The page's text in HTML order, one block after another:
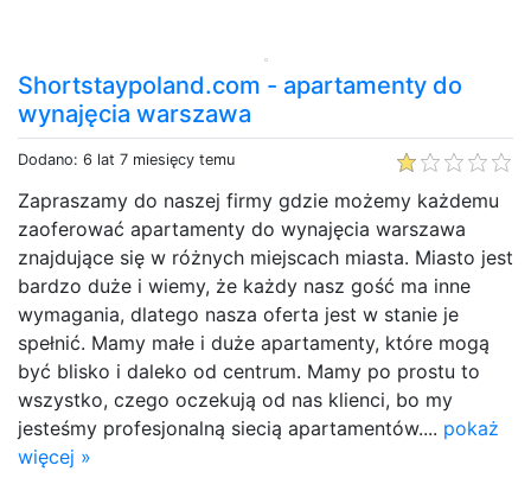
Shortstaypoland.com - apartamenty do
wynajęcia warszawa
Dodano: 6 lat 7 miesięcy temu
Zapraszamy do naszej firmy gdzie możemy każdemu
zaoferować apartamenty do wynajęcia warszawa
znajdujące się w różnych miejscach miasta. Miasto jest
bardzo duże i wiemy, że każdy nasz gość ma inne
wymagania, dlatego nasza oferta jest w stanie je
spełnić. Mamy małe i duże apartamenty, które mogą
być blisko i daleko od centrum. Mamy po prostu to
wszystko, czego oczekują od nas klienci, bo my
jesteśmy profesjonalną siecią apartamentów.... pokaż
więcej »